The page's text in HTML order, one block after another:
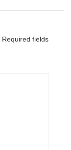
Required fields